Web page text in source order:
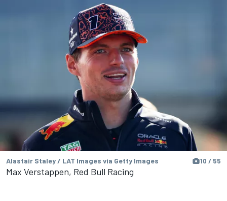
Alastair Staley / LAT Images via Getty Images 10 / 55
Max Verstappen, Red Bull Racing